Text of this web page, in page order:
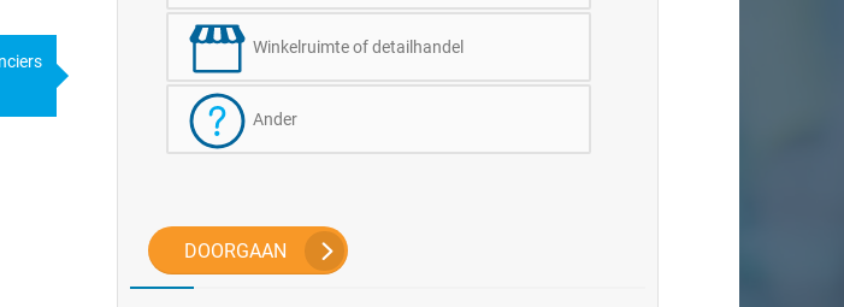
Winkelruimte of detailhandel
Ander
DOORGAAN